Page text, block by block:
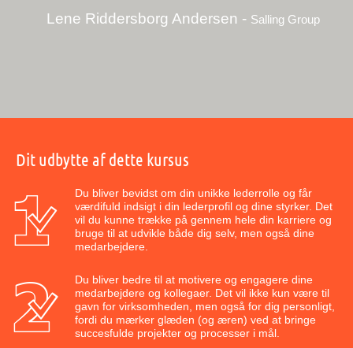
Lene Riddersborg Andersen - Salling Group
Dit udbytte af dette kursus
Du bliver bevidst om din unikke lederrolle og får
værdifuld indsigt i din lederprofil og dine styrker. Det
vil du kunne trække på gennem hele din karriere og
bruge til at udvikle både dig selv, men også dine
medarbejdere.
Du bliver bedre til at motivere og engagere dine
medarbejdere og kollegaer. Det vil ikke kun være til
gavn for virksomheden, men også for dig personligt,
fordi du mærker glæden (og æren) ved at bringe
succesfulde projekter og processer i mål.